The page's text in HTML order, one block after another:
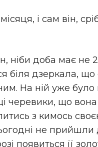
і сам він,
ніби доба має
біля дзеркала, що
На ній уже
що вона
з кимось
не прийшли
появиться її